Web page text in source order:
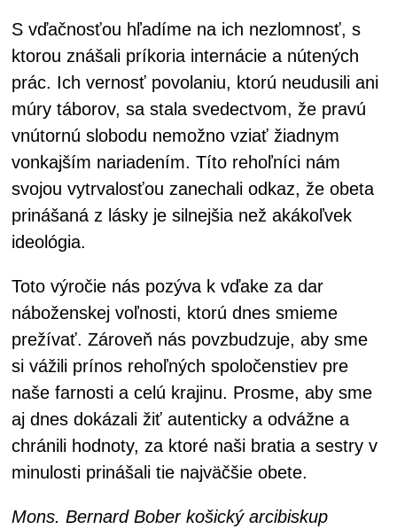
S vďačnosťou hľadíme na ich nezlomnosť, s
ktorou znášali príkoria internácie a nútených
prác. Ich vernosť povolaniu, ktorú neudusili ani
múry táborov, sa stala svedectvom, že pravú
vnútornú slobodu nemožno vziať žiadnym
vonkajším nariadením. Títo rehoľníci nám
svojou vytrvalosťou zanechali odkaz, že obeta
prinášaná z lásky je silnejšia než akákoľvek
ideológia.
Toto výročie nás pozýva k vďake za dar
náboženskej voľnosti, ktorú dnes smieme
prežívať. Zároveň nás povzbudzuje, aby sme
si vážili prínos rehoľných spoločenstiev pre
naše farnosti a celú krajinu. Prosme, aby sme
aj dnes dokázali žiť autenticky a odvážne a
chránili hodnoty, za ktoré naši bratia a sestry v
minulosti prinášali tie najväčšie obete.
Mons. Bernard Bober košický arcibiskup